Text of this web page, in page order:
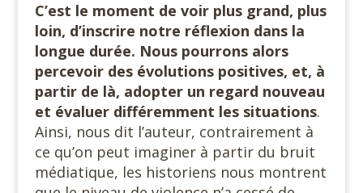
C’est le moment de voir plus grand, plus
loin, d’inscrire notre réflexion dans la
longue durée. Nous pourrons alors
percevoir des évolutions positives, et, à
partir de là, adopter un regard nouveau
et évaluer différemment les situations.
Ainsi, nous dit l’auteur, contrairement à
ce qu’on peut imaginer à partir du bruit
médiatique, les historiens nous montrent